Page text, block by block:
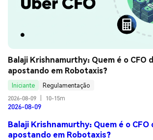
Balaji Krishnamurthy: Quem é o CFO
apostando em Robotaxis?
Iniciante
Regulamentação
2026-08-09
10-15m
2026-08-09
Balaji Krishnamurthy: Quem é o CFO
apostando em Robotaxis?